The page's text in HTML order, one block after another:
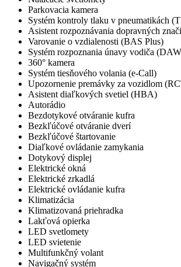
Parkovacia kamera
Systém kontroly tlaku v pneumatikách
Asistent rozpoznávania dopravných
Varovanie o vzdialenosti (BAS Plus)
Systém rozpoznania únavy vodiča
360° kamera
Systém tiesňového volania (e-Call)
Upozornenie premávky za vozidlom
Asistent diaľkových svetiel (HBA)
Autorádio
Bezdotykové otváranie kufra
Bezkľúčové otváranie dverí
Bezkľúčové štartovanie
Diaľkové ovládanie zamykania
Dotykový displej
Elektrické okná
Elektrické zrkadlá
Elektrické ovládanie kufra
Klimatizácia
Klimatizovaná priehradka
Lakťová opierka
LED svetlomety
LED svietenie
Multifunkčný volant
Navigačný systém